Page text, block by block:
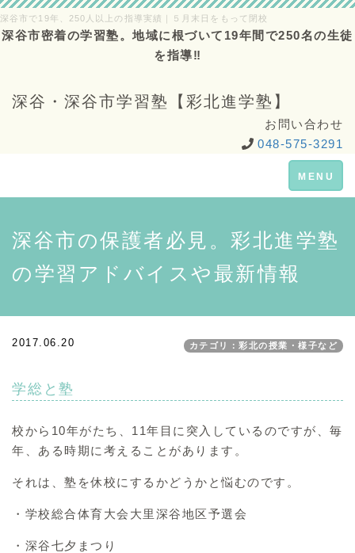
深谷市で19年、250人以上の指導実績｜５月末日をもって閉校
深谷市密着の学習塾。地域に根づいて19年間で250名の生徒
を指導‼
深谷・深谷市学習塾【彩北進学塾】
お問い合わせ
048-575-3291
Toggle
navigation
MENU
深谷市の保護者必見。彩北進学塾
の学習アドバイスや最新情報
2017.06.20 カテゴリ：彩北の授業・様子など
学総と塾
校から10年がたち、11年目に突入しているのですが、毎
年、ある時期に考えることがあります。
それは、塾を休校にするかどうかと悩むのです。
・学校総合体育大会大里深谷地区予選会
・深谷七夕まつり